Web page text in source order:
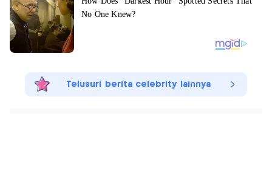
Telusuri berita celebrity lainnya